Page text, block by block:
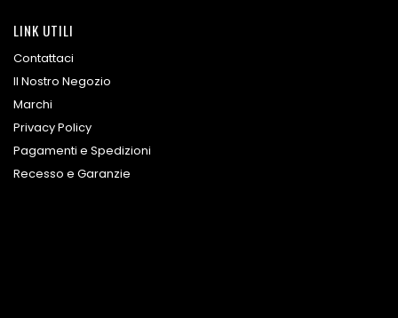
LINK UTILI
Contattaci
Il Nostro Negozio
Marchi
Privacy Policy
Pagamenti e Spedizioni
Recesso e Garanzie